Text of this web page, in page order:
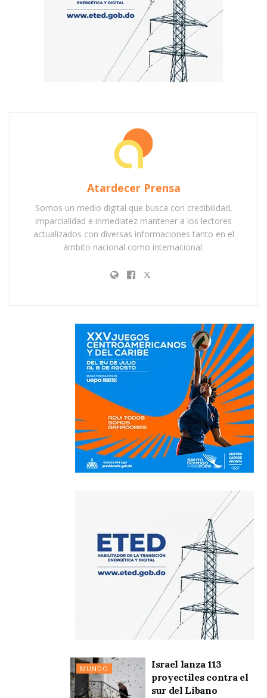
Atardecer Prensa
Somos un medio digital que busca con credibilidad,
imparcialidad e inmediatez mantener a los lectores
actualizados con diversas informaciones tanto en el
ámbito nacional como internacional.
MUNDO
Israel lanza 113
proyectiles contra el
sur del Líbano